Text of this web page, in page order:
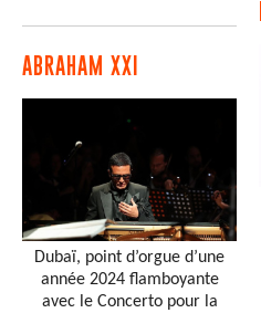
ABRAHAM XXI
Dubaï, point d’orgue d’une
année 2024 flamboyante
avec le Concerto pour la